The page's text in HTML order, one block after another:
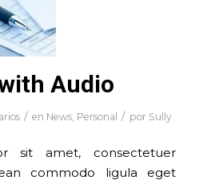
Audio
/ en News, Personal / por Sully
sit amet, consectetuer
commodo ligula eget